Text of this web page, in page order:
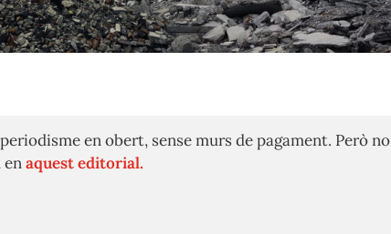
en obert, sense murs de pagament. Però no
enaquest editorial.